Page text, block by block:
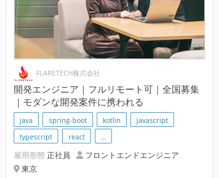
FLARETECH株式会社
開発エンジニア｜フルリモート可｜全国募集
｜モダンな開発案件に携われる
java spring-boot kotlin
javascript
typescript
react …
雇用形態 正社員
フロントエンドエンジニア
東京